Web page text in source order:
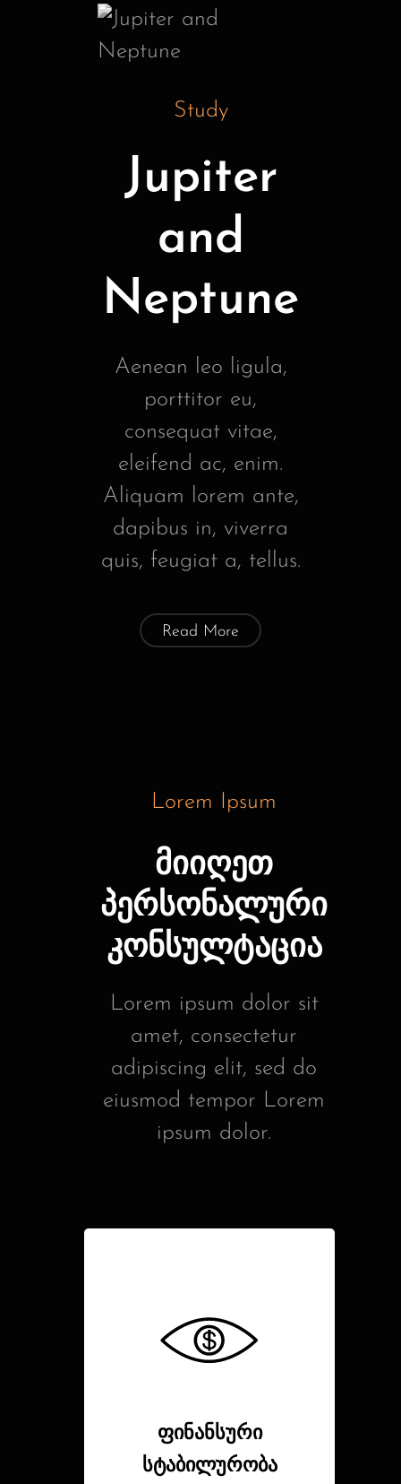
Study
Jupiter
and
Neptune
Aenean leo ligula,
porttitor eu,
consequat vitae,
eleifend ac, enim.
Aliquam lorem ante,
dapibus in, viverra
quis, feugiat a, tellus.
Read More
Lorem Ipsum
მიიღეთ
პერსონალური
კონსულტაცია
Lorem ipsum dolor sit
amet, consectetur
adipiscing elit, sed do
eiusmod tempor Lorem
ipsum dolor.
ფინანსური
სტაბილურობა